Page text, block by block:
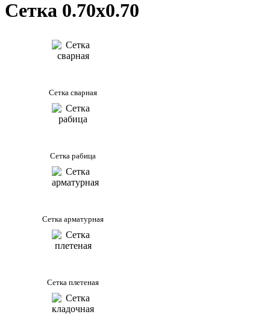
Сетка 0.70х0.70
Сетка сварная
Сетка рабица
Сетка арматурная
Сетка плетеная